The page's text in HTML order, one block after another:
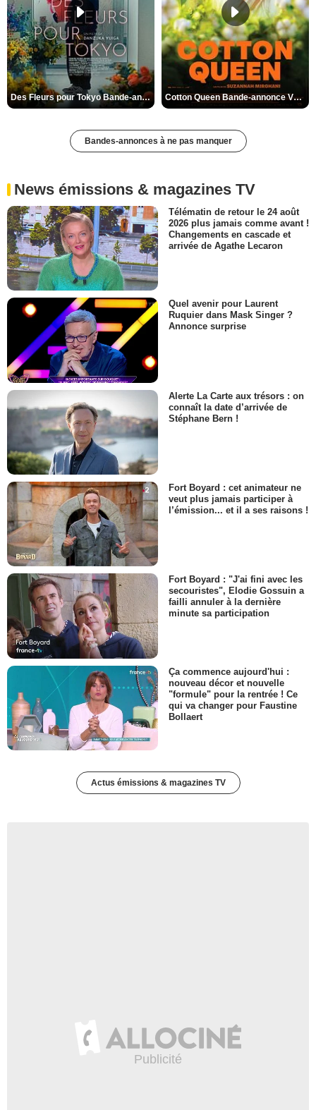
Des Fleurs pour Tokyo Bande-annonce VO STFR Cotton Queen Bande-annonce VO STFR
Bandes-annonces à ne pas manquer
News émissions & magazines TV
Télématin de retour le 24 août
2026 plus jamais comme avant !
Changements en cascade et
arrivée de Agathe Lecaron
Quel avenir pour Laurent
Ruquier dans Mask Singer ?
Annonce surprise
Alerte La Carte aux trésors : on
connaît la date d’arrivée de
Stéphane Bern !
Fort Boyard : cet animateur ne
veut plus jamais participer à
l’émission... et il a ses raisons !
Fort Boyard : "J'ai fini avec les
secouristes", Elodie Gossuin a
failli annuler à la dernière
minute sa participation
Ça commence aujourd'hui :
nouveau décor et nouvelle
"formule" pour la rentrée ! Ce
qui va changer pour Faustine
Bollaert
Actus émissions & magazines TV